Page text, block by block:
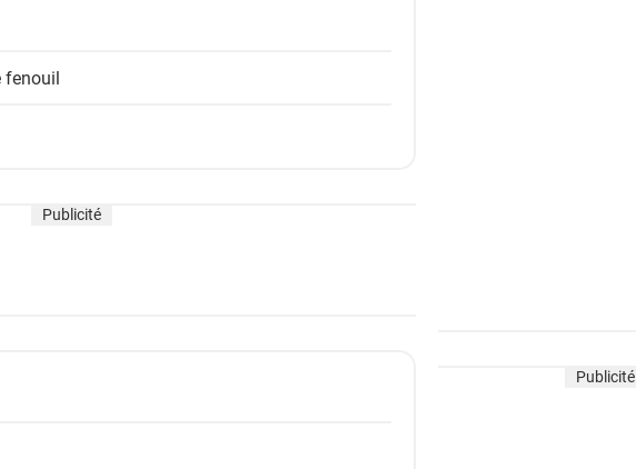
fenouil
Publicité
Publicité